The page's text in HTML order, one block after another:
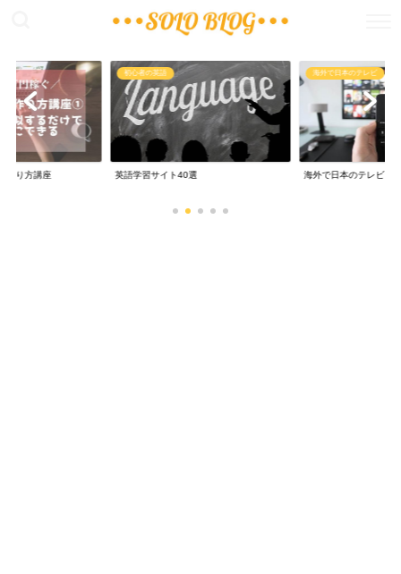
作り方講座
初心者の英語
英語学習サイト40選
海外で日本のテレビ
海外で日本のテレビ